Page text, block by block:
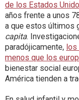
de los Estados
años frente a unos
a que estos últimos
capita.
paradójicamente,
menos que los
bienestar social
América tienden a